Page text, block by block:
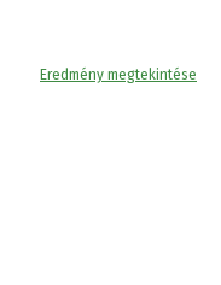
Eredmény megtekintése